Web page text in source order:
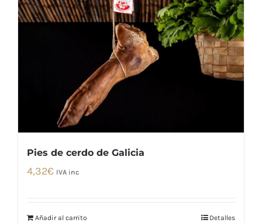
Pies de cerdo de Galicia
4,32€ IVA inc
Añadir al carrito Detalles